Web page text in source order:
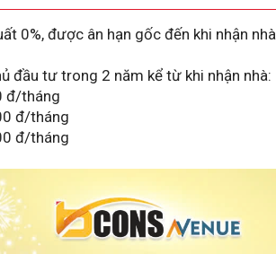
0%, được ân hạn gốc đến khi nhận nhà
đầu tư trong 2 năm kể từ khi nhận nhà:
đ/tháng
đ/tháng
đ/tháng